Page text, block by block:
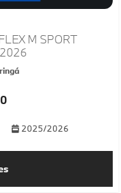
M SPORT
2025/2026